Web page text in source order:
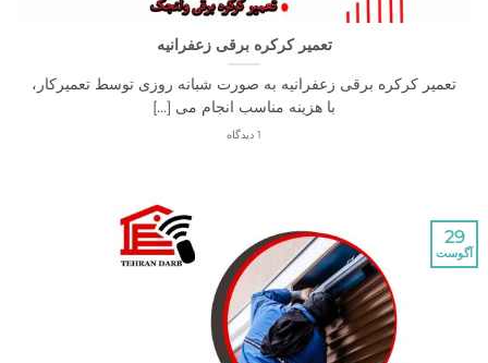
تعمیر کرکره برقی زعفرانیه
کرکره برقی زعفرانیه به صورت شبانه روزی توسط تعمیرکار،
با هزینه مناسب انجام می [...]